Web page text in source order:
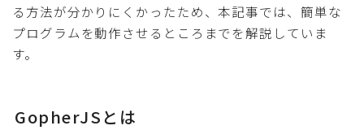
る方法が分かりにくかったため、本記事では、簡単な
プログラムを動作させるところまでを解説していま
す。
GopherJSとは